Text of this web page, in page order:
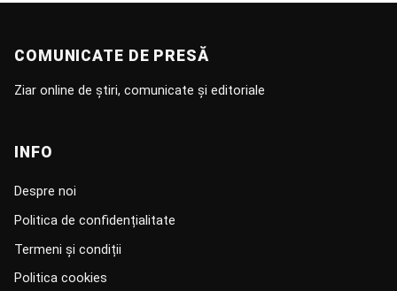
COMUNICATE DE PRESĂ
Ziar online de știri, comunicate și editoriale
INFO
Despre noi
Politica de confidențialitate
Termeni și condiții
Politica cookies